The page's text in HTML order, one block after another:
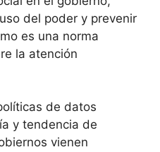
del poder y prevenir
es una norma
la atención
de datos
y tendencia de
vienen